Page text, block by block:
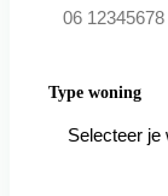
Type woning